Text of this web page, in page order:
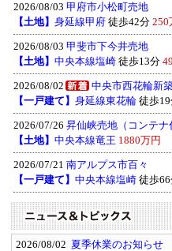
2026/08/03 甲府市小松町売地
【土地】 身延線甲府 徒歩42分 250
2026/08/03 甲斐市下今井売地
【土地】 中央本線塩崎 徒歩13分
2026/08/02
中央市西花輪新
【一戸建て】 身延線東花輪 徒歩19
2026/07/26 昇仙峡売地（コンテナ
【土地】 中央本線竜王 1880万円
2026/07/21 南アルプス市百々
【一戸建て】 中央本線塩崎 徒歩66
2026/08/02 夏季休業のお知らせ